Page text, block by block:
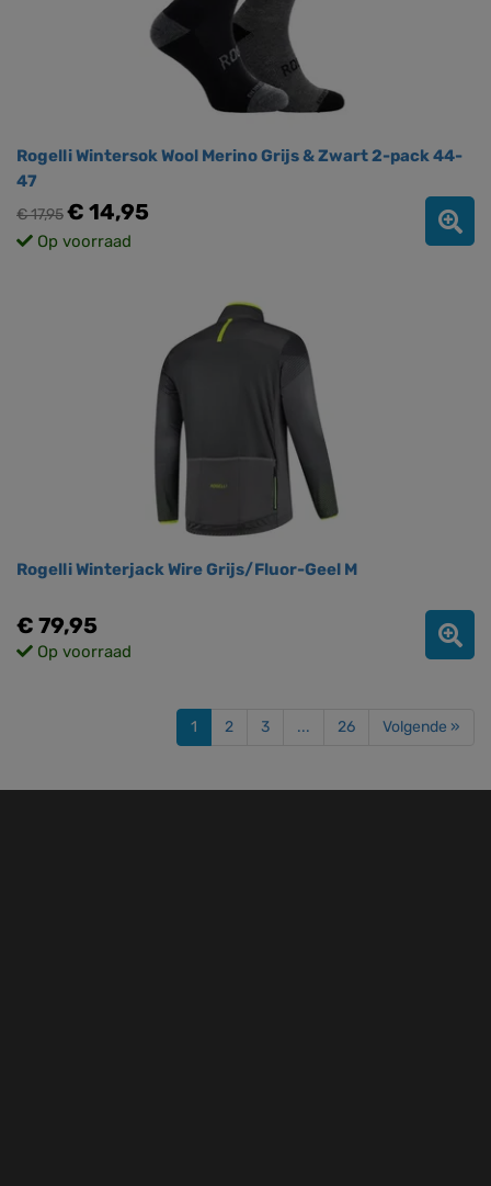
Rogelli Wintersok Wool Merino Grijs & Zwart 2-pack 44-
47
€ 17,95€ 14,95
Op voorraad
Rogelli Winterjack Wire Grijs/Fluor-Geel M
€ 79,95
Op voorraad
1 2 3 ... 26 Volgende »